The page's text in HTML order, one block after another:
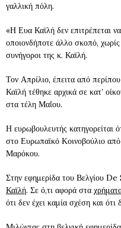
γαλλική πόλη.
«Η Ευα Καϊλή δεν επιτρέπεται
οποιονδήποτε άλλο σκοπό,
συνήγοροι της κ. Καϊλή.
Τον Απρίλιο, έπειτα από
Καϊλή τέθηκε αρχικά σε κατ’
στα τέλη Μαΐου.
Η ευρωβουλευτής κατηγορείται
στο Ευρωπαϊκό Κοινοβούλιο
Μαρόκου.
Στην εφημερίδα του Βελγίου
Καϊλή. Σε ό,τι αφορά στα
ότι δεν έχει καμία σχέση και